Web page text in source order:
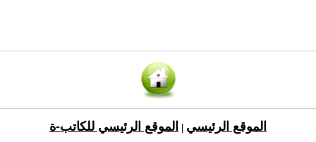
الموقع الرئيسي الموقع الرئيسي للكاتب-ة